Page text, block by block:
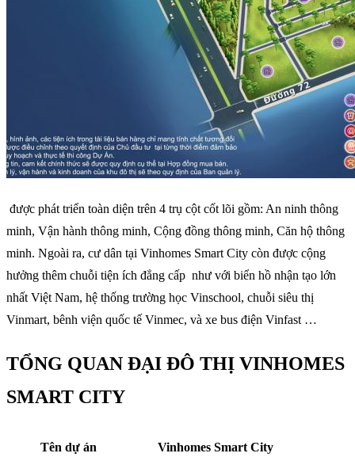
được phát triển toàn diện trên 4 trụ cột cốt lõi gồm: An ninh thông
minh, Vận hành thông minh, Cộng đồng thông minh, Căn hộ thông
minh. Ngoài ra, cư dân tại Vinhomes Smart City còn được cộng
hưởng thêm chuỗi tiện ích đẳng cấp như với biển hồ nhận tạo lớn
nhất Việt Nam, hệ thống trường học Vinschool, chuỗi siêu thị
Vinmart, bênh viện quốc tế Vinmec, và xe bus điện Vinfast …
TỔNG QUAN ĐẠI ĐÔ THỊ VINHOMES
SMART CITY
Tên dự án Vinhomes Smart City